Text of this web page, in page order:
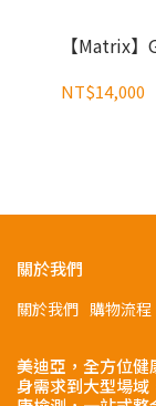
【Matrix
NT$14,000
關於我們
關於我們 購物流程
美迪亞，全方位健
身需求到大型場域